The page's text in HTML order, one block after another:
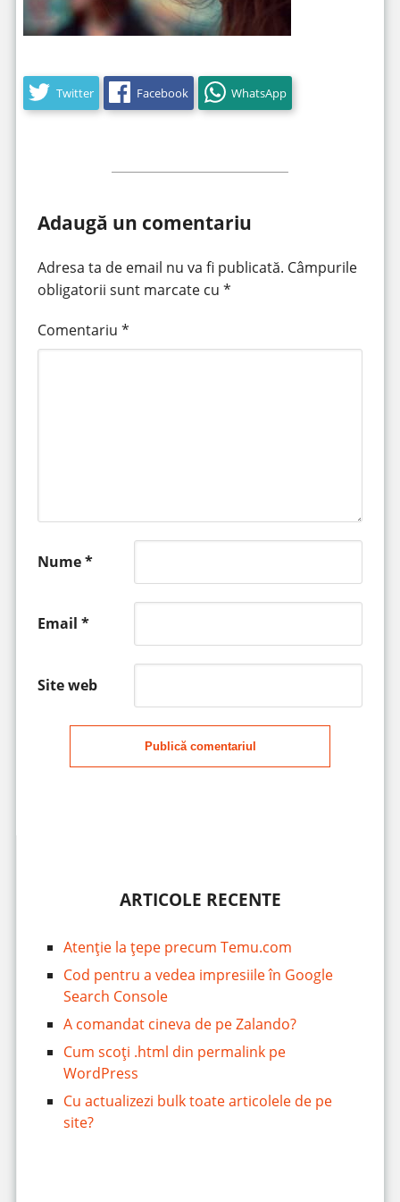
Twitter Facebook WhatsApp
Adaugă un comentariu
Adresa ta de email nu va fi publicată. Câmpurile
obligatorii sunt marcate cu *
Comentariu *
Nume*
Email *
Site web
Publică comentariul
ARTICOLE RECENTE
Atenție la țepe precum Temu.com
Cod pentru a vedea impresiile în Google
Search Console
A comandat cineva de pe Zalando?
Cum scoți .html din permalink pe
WordPress
Cu actualizezi bulk toate articolele de pe
site?